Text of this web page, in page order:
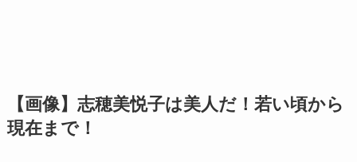
【画像】志穂美悦子は美人だ！若い頃から
現在まで！